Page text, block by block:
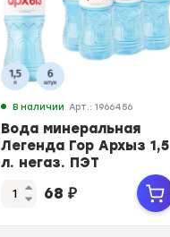
В наличии Арт.: 1966456
Вода минеральная
Легенда Гор Архыз 1,5
л. негаз. ПЭТ
68 ₽